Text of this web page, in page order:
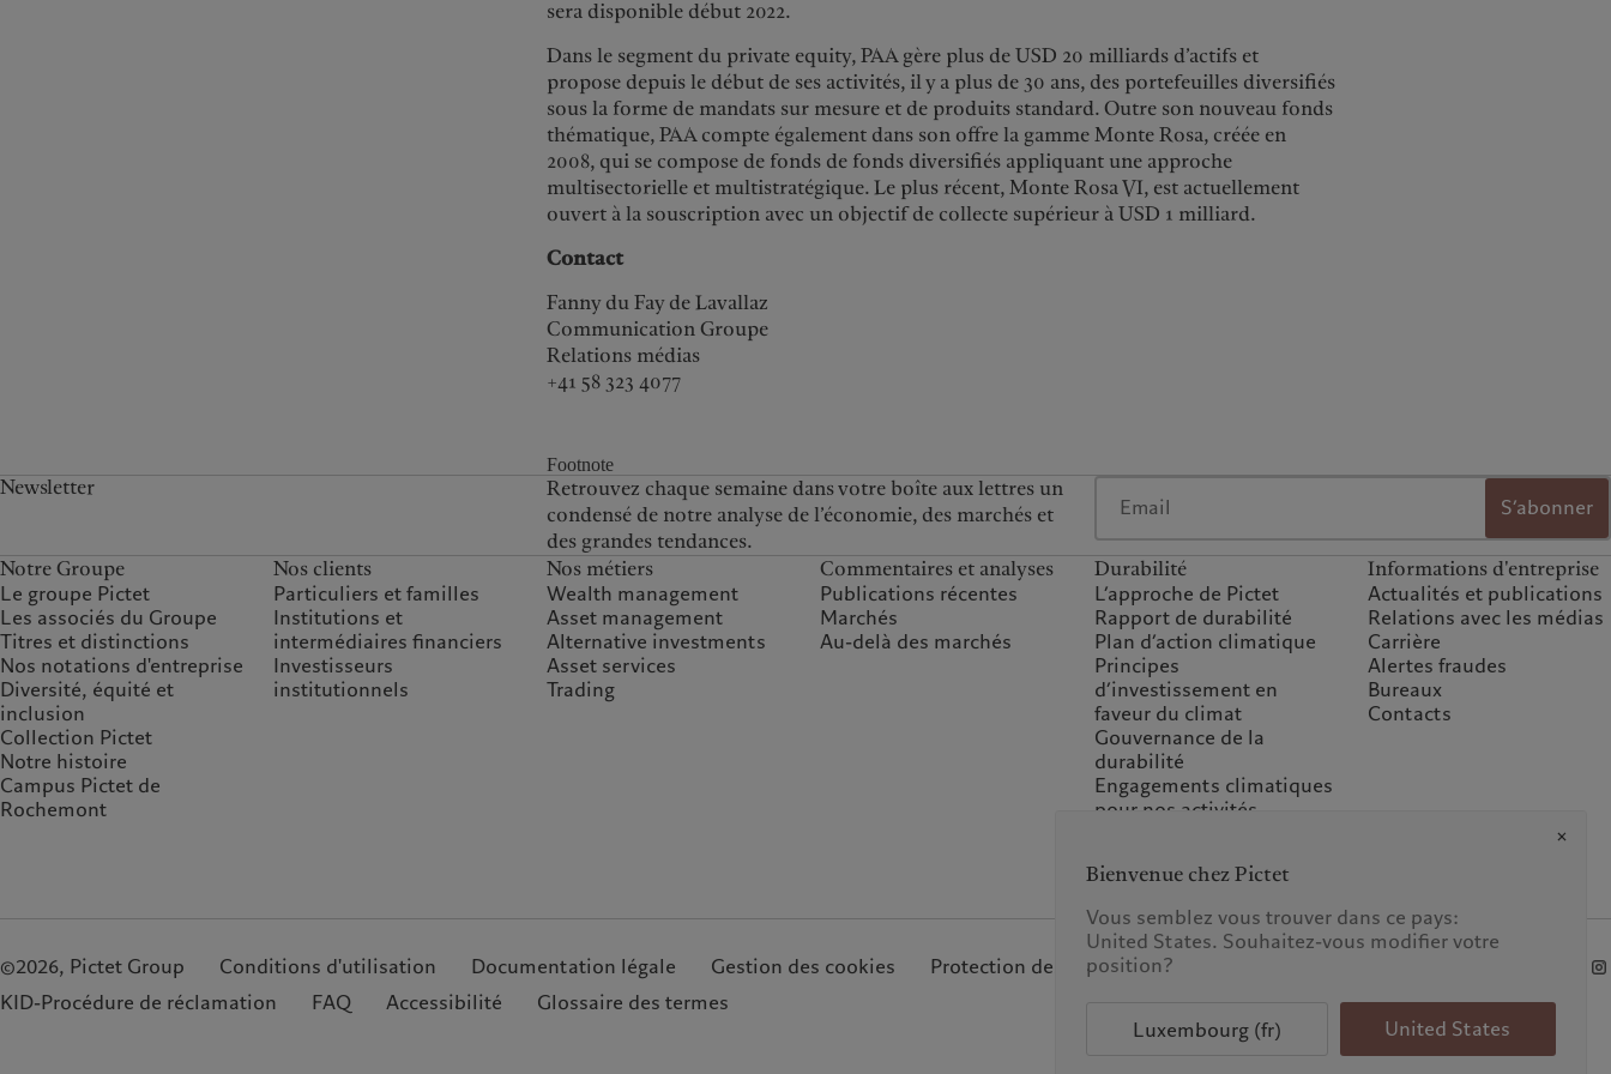
sera disponible début 2022.
Dans le segment du private equity, PAA gère plus de USD 20 milliards d’actifs et
propose depuis le début de ses activités, il y a plus de 30 ans, des portefeuilles diversifiés
sous la forme de mandats sur mesure et de produits standard. Outre son nouveau fonds
thématique, PAA compte également dans son offre la gamme Monte Rosa, créée en
2008, qui se compose de fonds de fonds diversifiés appliquant une approche
multisectorielle et multistratégique. Le plus récent, Monte Rosa VI, est actuellement
ouvert à la souscription avec un objectif de collecte supérieur à USD 1 milliard.
Contact
Fanny du Fay de Lavallaz
Communication Groupe
Relations médias
+41 58 323 4077
Footnote
Newsletter
Retrouvez chaque semaine dans votre boîte aux lettres un
condensé de notre analyse de l’économie, des marchés et
des grandes tendances.
S’abonner
Notre Groupe
Le groupe Pictet
Les associés du Groupe
Titres et distinctions
Nos notations d'entreprise
Diversité, équité et
inclusion
Collection Pictet
Notre histoire
Campus Pictet de
Rochemont
Nos clients
Particuliers et familles
Institutions et
intermédiaires financiers
Investisseurs
institutionnels
Nos métiers
Wealth management
Asset management
Alternative investments
Asset services
Trading
Commentaires et analyses
Publications récentes
Marchés
Au-delà des marchés
Durabilité
L’approche de Pictet
Rapport de durabilité
Plan d’action climatique
Principes
d’investissement en
faveur du climat
Gouvernance de la
durabilité
Engagements climatiques
pour nos activités
Pictet
Prix Pictet
Informations d'entreprise
Actualités et publications
Relations avec les médias
Carrière
Alertes fraudes
Bureaux
Contacts
©2026, Pictet Group Conditions d'utilisation Documentation légale Gestion des cookies
Protection des données
KID-Procédure de réclamation
FAQ Accessibilité Glossaire des termes
Bienvenue chez Pictet
Vous semblez vous trouver dans ce pays:
United States. Souhaitez-vous modifier votre
position?
Luxembourg (fr) United States